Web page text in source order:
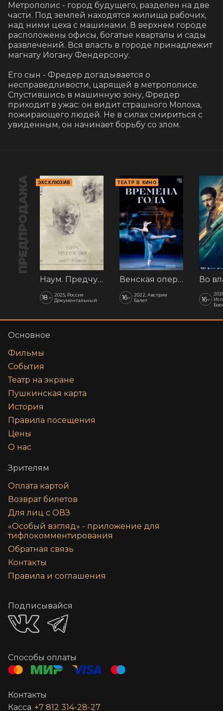
Метрополис - город будущего, разделен на две
части. Под землей находятся жилища рабочих,
над ними цеха с машинами. В верхнем городе
расположены офисы, богатые кварталы и сады
развлечений. Вся власть в городе принадлежит
магнату Иогану Фендерсону.
Его сын - Фредер догадывается о
несправедливости, царящей в метрополисе.
Спустившись в машинную зону, Фредер
приходит в ужас: он видит страшного Молоха,
пожирающего людей. Не в силах смириться с
увиденным, он начинает борьбу со злом.
ПРЕДПРОДАЖА ЭКСКЛЮЗИВ
Наум. Предчувствия
18 + 2025, Россия
Документальный
ТЕАТР В КИНО
Венская опера: Времена года
16+
2022, Австрия
Балет
16+
Основное
Фильмы
События
Театр на экране
Пушкинская карта
История
Правила посещения
Цены
О нас
Зрителям
Оплата картой
Возврат билетов
Для лиц с ОВЗ
«‎Особый взгляд» - приложение для
тифлокомментирования
Обратная связь
Контакты
Правила и соглашения
Подписывайся
Способы оплаты
Контакты
Касса +7 812 314-28-27